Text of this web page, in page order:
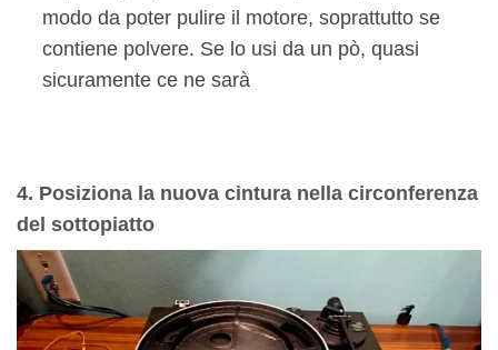
modo da poter pulire il motore, soprattutto se
contiene polvere. Se lo usi da un pò, quasi
sicuramente ce ne sarà
4. Posiziona la nuova cintura nella circonferenza
del sottopiatto